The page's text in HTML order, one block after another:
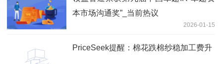
本市场沟通奖”_当前热议
2026-01-15
PriceSeek提醒：棉花跌棉纱稳加工费升